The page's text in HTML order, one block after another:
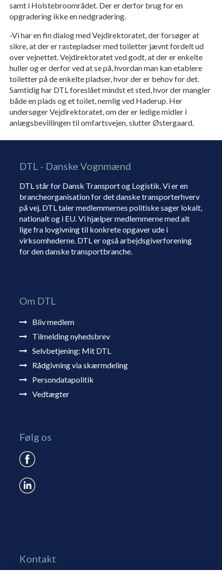
samt i Holstebroområdet. Der er derfor brug for en
opgradering ikke en nedgradering.
-Vi har en fin dialog med Vejdirektoratet, der forsøger at
sikre, at der er rastepladser med toiletter jævnt fordelt ud
over vejnettet. Vejdirektoratet ved godt, at der er enkelte
huller og er derfor ved at se på, hvordan man kan etablere
toiletter på de enkelte pladser, hvor der er behov for det.
Samtidig har DTL foreslået mindst et sted, hvor der mangler
både en plads og et toilet, nemlig ved Haderup. Her
undersøger Vejdirektoratet, om der er ledige midler i
anlægsbevillingen til omfartsvejen, slutter Østergaard.
DTL - Danske Vognmænd
DTL står for Dansk Transport og Logistik. Vi er en
brancheorganisation for det danske transporterhverv
på vej. DTL taler medlemmernes politiske sager lokalt,
nationalt og i EU. Vi hjælper medlemmerne med alt
lige fra lovgivning til konkrete opgaver ude i
virksomhederne. DTL er også arbejdsgiverforening
for den danske transportbranche.
Om DTL
Bliv medlem
Tilmelding nyhedsbrev
Selvbetjening: Mit DTL
Rådgivning via skærmdeling
Persondatapolitik
Vedtægter
Følg os
Kontakt